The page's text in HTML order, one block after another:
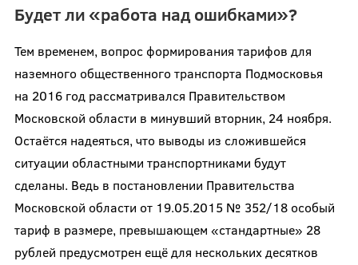
Будет ли «работа над ошибками»?
Тем временем, вопрос формирования тарифов для
наземного общественного транспорта Подмосковья
на 2016 год рассматривался Правительством
Московской области в минувший вторник, 24 ноября.
Остаётся надеяться, что выводы из сложившейся
ситуации областными транспортниками будут
сделаны. Ведь в постановлении Правительства
Московской области от 19.05.2015 № 352/18 особый
тариф в размере, превышающем «стандартные» 28
рублей предусмотрен ещё для нескольких десятков